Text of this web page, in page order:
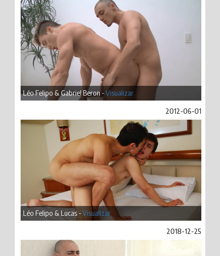
Léo Felipo & Gabriel Beron -Visualizar
2012-06-01
Léo Felipo & Lucas -Visualizar
2018-12-25